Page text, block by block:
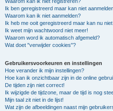
Ik ben geregistreerd maar kan niet
Waarom kan ik niet aanmelden?
Ik heb me ooit geregistreerd maar kan nu
Ik weet mijn wachtwoord niet meer!
Waarom word ik automatisch afgemeld?
Wat doet "verwijder cookies"?
Gebruikersvoorkeuren en instellingen
Hoe verander ik mijn instellingen?
Hoe kan ik onzichtbaar zijn in de online
De tijden zijn niet correct!
Ik wijzigde de tijdzone, maar de tijd is nog
Mijn taal zit niet in de lijst!
Wat zijn de afbeeldingen naast mijn